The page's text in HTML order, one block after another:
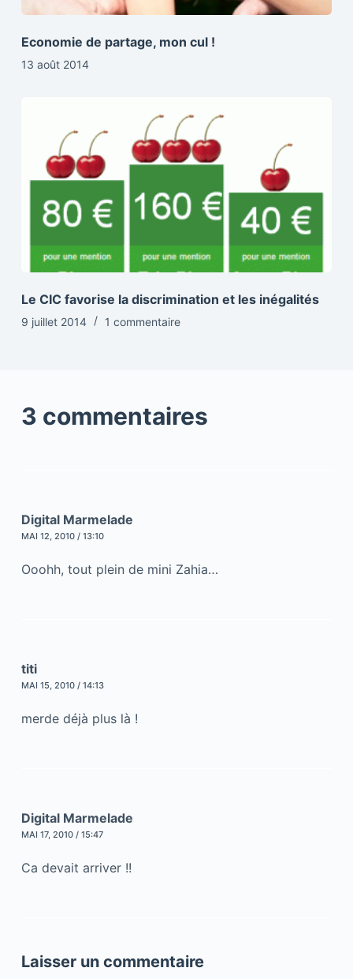
Economie de partage, mon cul !
13 août 2014
Le CIC favorise la discrimination et les inégalités
9 juillet 2014 1 commentaire
3 commentaires
Digital Marmelade
MAI 12, 2010 / 13:10
Ooohh, tout plein de mini Zahia…
titi
MAI 15, 2010 / 14:13
merde déjà plus là !
Digital Marmelade
MAI 17, 2010 / 15:47
Ca devait arriver !!
Laisser un commentaire